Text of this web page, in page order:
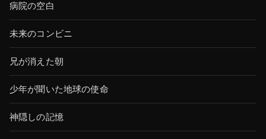
病院の空白
未来のコンビニ
兄が消えた朝
少年が聞いた地球の使命
神隠しの記憶